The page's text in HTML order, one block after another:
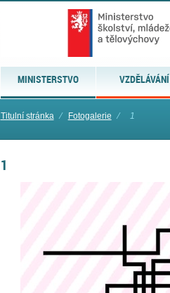
MINISTERSTVO VZDĚLÁVÁNÍ
Titulní stránka ⁄ Fotogalerie ⁄ 1
1